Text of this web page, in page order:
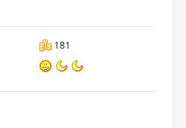
181